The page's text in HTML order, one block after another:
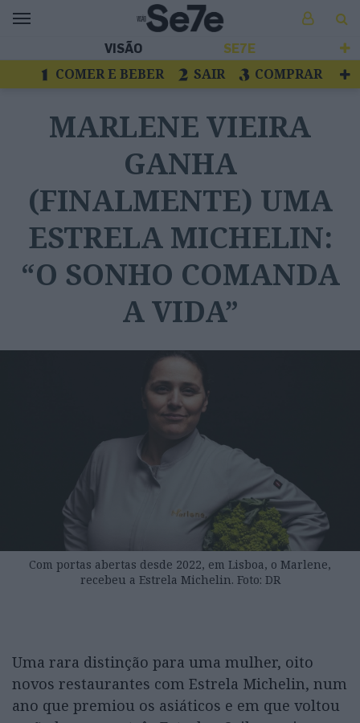
VISÃO SE7E
COMER E BEBER SAIR
COMPRAR
ESCAPAR
MARLENE VIEIRA
GANHA
(FINALMENTE) UMA
ESTRELA MICHELIN:
“O SONHO COMANDA
A VIDA”
Com portas abertas desde 2022, em Lisboa, o Marlene,
recebeu a Estrela Michelin. Foto: DR
Uma rara distinção para uma mulher, oito
novos restaurantes com Estrela Michelin, num
ano que premiou os asiáticos e em que voltou